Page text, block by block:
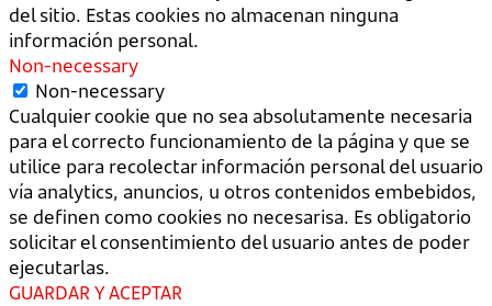
del sitio. Estas cookies no almacenan ninguna
información personal.
Non-necessary
Non-necessary
Cualquier cookie que no sea absolutamente necesaria
para el correcto funcionamiento de la página y que se
utilice para recolectar información personal del usuario
vía analytics, anuncios, u otros contenidos embebidos,
se definen como cookies no necesarisa. Es obligatorio
solicitar el consentimiento del usuario antes de poder
ejecutarlas.
GUARDAR Y ACEPTAR